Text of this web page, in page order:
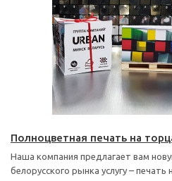
Полноцветная печать на
Наша компания предлагает вам
белорусского рынка услугу –